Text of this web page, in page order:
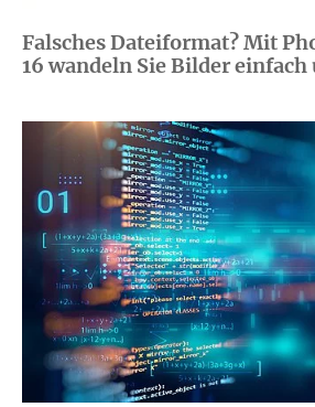
Falsches Dateiformat? Mit
16 wandeln Sie Bilder einfach